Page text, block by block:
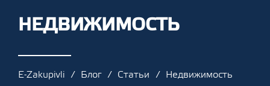
НЕДВИЖИМОСТЬ
E-Zakupivli Блог Статьи Недвижимость